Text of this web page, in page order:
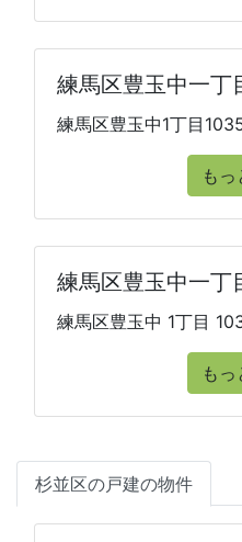
練馬区豊玉中一丁
練馬区豊玉中1丁目
もっ
練馬区豊玉中一丁
練馬区豊玉中 1丁目
もっ
杉並区の戸建の物件